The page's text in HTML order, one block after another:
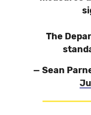
The
— Sean